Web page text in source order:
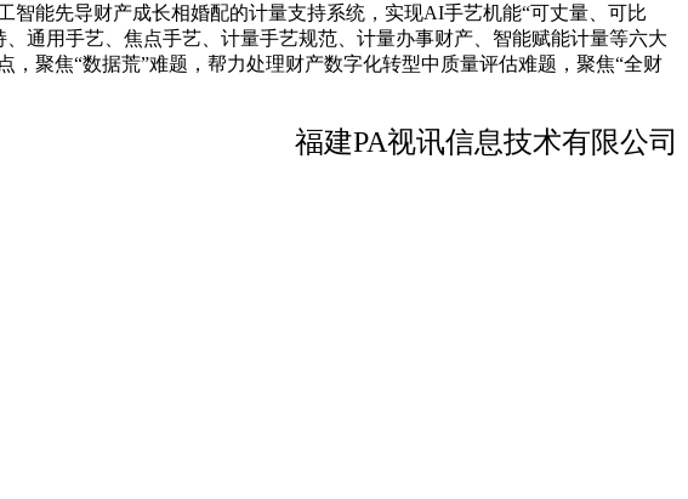
能先导财产成长相婚配的计量支持系统，实现AI手艺机能“可丈量、可比
通用手艺、焦点手艺、计量手艺规范、计量办事财产、智能赋能计量等六大
聚焦“数据荒”难题，帮力处理财产数字化转型中质量评估难题，聚焦“全财
福建PA视讯信息技术有限公司